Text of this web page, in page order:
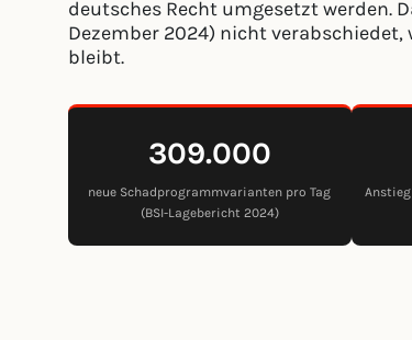
deutsches Recht umgesetzt werden.
Dezember 2024) nicht
bleibt.
309.000
neue Schadprogrammvarianten pro Tag
(BSI-Lagebericht 2024)